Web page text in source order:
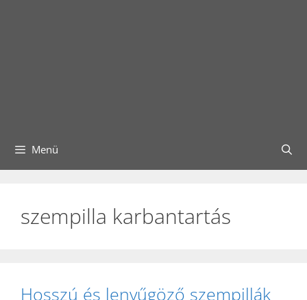
Menü
szempilla karbantartás
Hosszú és lenyűgöző szempillák